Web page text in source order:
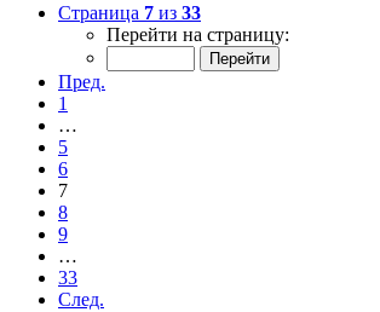
Страница 7 из 33
Перейти на страницу:
Пред.
1
…
5
6
7
8
9
…
33
След.